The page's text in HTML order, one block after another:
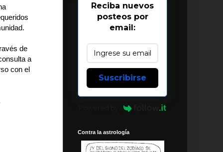
de
a
con el
Reciba nuevos
posteos por
email:
Suscribirse
Contra la astrología